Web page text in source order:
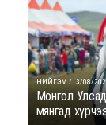
НИЙГЭМ / 3/08/
Монгол
мянгад